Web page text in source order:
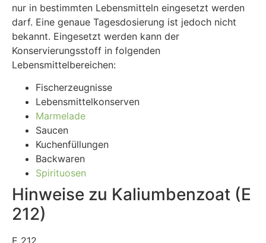
nur in bestimmten Lebensmitteln eingesetzt werden
darf. Eine genaue Tagesdosierung ist jedoch nicht
bekannt. Eingesetzt werden kann der
Konservierungsstoff in folgenden
Lebensmittelbereichen:
Fischerzeugnisse
Lebensmittelkonserven
Marmelade
Saucen
Kuchenfüllungen
Backwaren
Spirituosen
Hinweise zu Kaliumbenzoat (E
212)
E 212